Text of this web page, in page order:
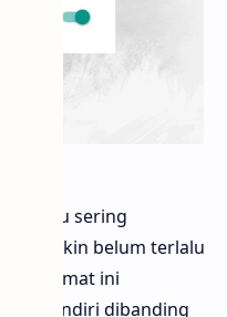
kamu sering
mungkin belum terlalu
format ini
tersendiri dibanding